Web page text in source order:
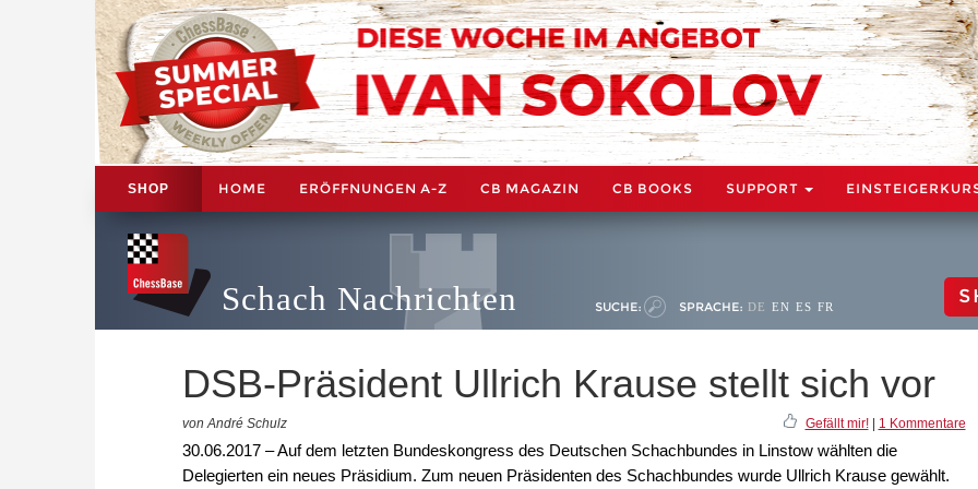
SHOP HOME ERÖFFNUNGEN A-Z CB MAGAZIN CB BOOKS SUPPORT
Schach Nachrichten SUCHE: SPRACHE: DE EN ES FR
DSB-Präsident Ullrich Krause stellt sich vor
von André Schulz Gefällt mir!| 1 Kommentare
30.06.2017 – Auf dem letzten Bundeskongress des Deutschen Schachbundes in Linstow wählten die
Delegierten ein neues Präsidium. Zum neuen Präsidenten des Schachbundes wurde Ullrich Krause gewählt.